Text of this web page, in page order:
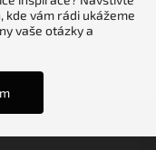
kde vám rádi ukážeme
vaše otázky a